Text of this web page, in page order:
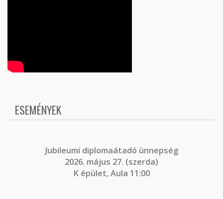
ESEMÉNYEK
Jubileumi diplomaátadó ünnepség
2026. május 27. (szerda)
K épület, Aula 11:00